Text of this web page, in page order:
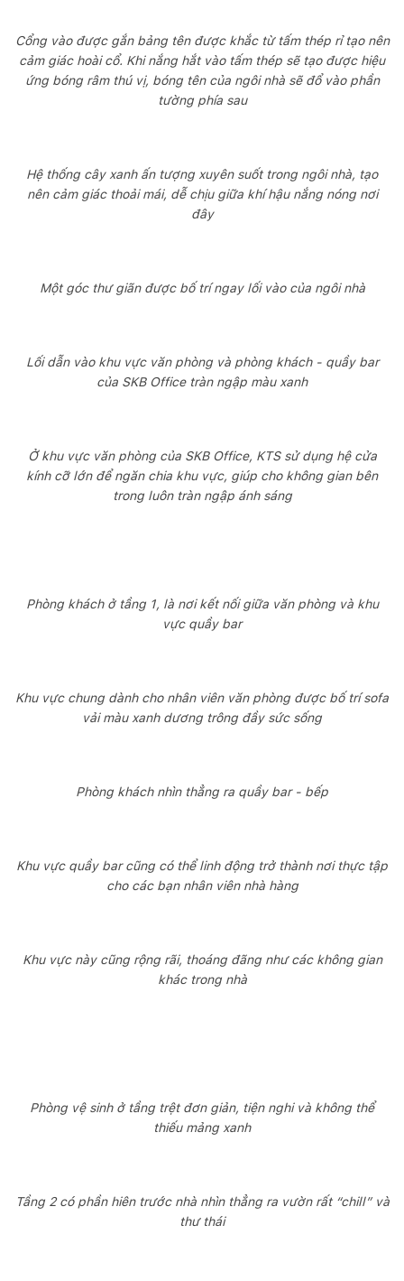
Cổng vào được gắn bảng tên được khắc từ tấm thép rỉ tạo nên
cảm giác hoài cổ. Khi nắng hắt vào tấm thép sẽ tạo được hiệu
ứng bóng râm thú vị, bóng tên của ngôi nhà sẽ đổ vào phần
tường phía sau
Hệ thống cây xanh ấn tượng xuyên suốt trong ngôi nhà, tạo
nên cảm giác thoải mái, dễ chịu giữa khí hậu nắng nóng nơi
đây
Một góc thư giãn được bố trí ngay lối vào của ngôi nhà
Lối dẫn vào khu vực văn phòng và phòng khách - quầy bar
của SKB Office tràn ngập màu xanh
Ở khu vực văn phòng của SKB Office, KTS sử dụng hệ cửa
kính cỡ lớn để ngăn chia khu vực, giúp cho không gian bên
trong luôn tràn ngập ánh sáng
Phòng khách ở tầng 1, là nơi kết nối giữa văn phòng và khu
vực quầy bar
Khu vực chung dành cho nhân viên văn phòng được bố trí sofa
vải màu xanh dương trông đầy sức sống
Phòng khách nhìn thẳng ra quầy bar - bếp
Khu vực quầy bar cũng có thể linh động trở thành nơi thực tập
cho các bạn nhân viên nhà hàng
Khu vực này cũng rộng rãi, thoáng đãng như các không gian
khác trong nhà
Phòng vệ sinh ở tầng trệt đơn giản, tiện nghi và không thể
thiếu mảng xanh
Tầng 2 có phần hiên trước nhà nhìn thẳng ra vườn rất “chill” và
thư thái